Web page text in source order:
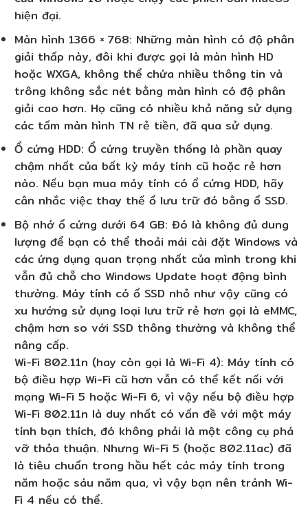
hiện đại.
Màn hình 1366 × 768: Những màn hình có độ phân
giải thấp này, đôi khi được gọi là màn hình HD
hoặc WXGA, không thể chứa nhiều thông tin và
trông không sắc nét bằng màn hình có độ phân
giải cao hơn. Họ cũng có nhiều khả năng sử dụng
các tấm màn hình TN rẻ tiền, đã qua sử dụng.
Ổ cứng HDD: Ổ cứng truyền thống là phần quay
chậm nhất của bất kỳ máy tính cũ hoặc rẻ hơn
nào. Nếu bạn mua máy tính có ổ cứng HDD, hãy
cân nhắc việc thay thế ổ lưu trữ đó bằng ổ SSD.
Bộ nhớ ổ cứng dưới 64 GB: Đó là không đủ dung
lượng để bạn có thể thoải mái cài đặt Windows và
các ứng dụng quan trọng nhất của mình trong khi
vẫn đủ chỗ cho Windows Update hoạt động bình
thường. Máy tính có ổ SSD nhỏ như vậy cũng có
xu hướng sử dụng loại lưu trữ rẻ hơn gọi là eMMC,
chậm hơn so với SSD thông thường và không thể
nâng cấp.
Wi-Fi 802.11n (hay còn gọi là Wi-Fi 4): Máy tính có
bộ điều hợp Wi-Fi cũ hơn vẫn có thể kết nối với
mạng Wi-Fi 5 hoặc Wi-Fi 6, vì vậy nếu bộ điều hợp
Wi-Fi 802.11n là duy nhất có vấn đề với một máy
tính bạn thích, đó không phải là một công cụ phá
vỡ thỏa thuận. Nhưng Wi-Fi 5 (hoặc 802.11ac) đã
là tiêu chuẩn trong hầu hết các máy tính trong
năm hoặc sáu năm qua, vì vậy bạn nên tránh Wi-
Fi 4 nếu có thể.